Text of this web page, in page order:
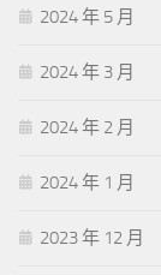
2024 年 5 月
2024 年 3 月
2024 年 2 月
2024 年 1 月
2023 年 12 月